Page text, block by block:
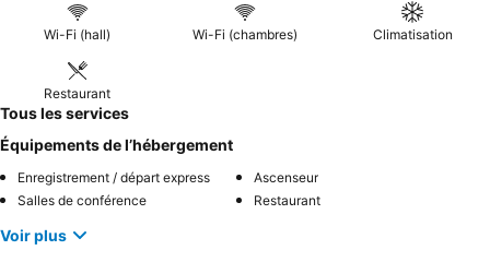
Wi-Fi (hall) Wi-Fi (chambres) Climatisation
Restaurant
Tous les services
Équipements de l’hébergement
Enregistrement / départ express
Ascenseur
Salles de conférence
Restaurant
Voir plus